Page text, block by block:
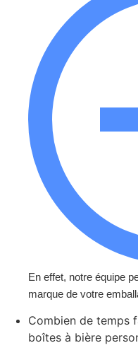
avec
Collaborer avec
avez accès à un
succès de ce que
concentrons sur la
d'emballages de
fonctionnels.
Ce qui
Délais
Des prix
Un grand
peuvent être
même
Modèles
Tous les
recyclé
En effet, notre équipe
marque de votre
Combien de temps
boîtes à bière